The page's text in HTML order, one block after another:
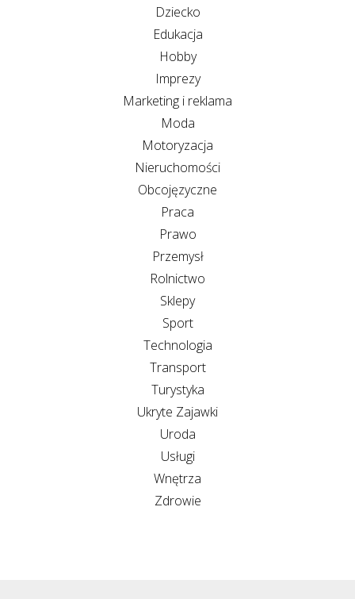
Dziecko
Edukacja
Hobby
Imprezy
Marketing i reklama
Moda
Motoryzacja
Nieruchomości
Obcojęzyczne
Praca
Prawo
Przemysł
Rolnictwo
Sklepy
Sport
Technologia
Transport
Turystyka
Ukryte Zajawki
Uroda
Usługi
Wnętrza
Zdrowie